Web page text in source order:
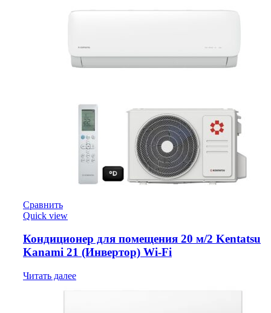
Сравнить
Quick view
Кондиционер для помещения 20 м/2 Kentatsu
Kanami 21 (Инвертор) Wi-Fi
Читать далее